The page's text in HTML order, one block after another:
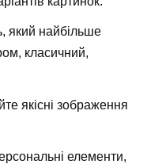
який найбільше
класичний,
якісні зображення
елементи,